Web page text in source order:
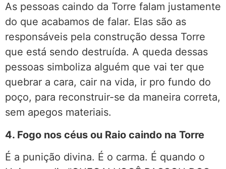
As pessoas caindo da Torre falam justamente
do que acabamos de falar. Elas são as
responsáveis pela construção dessa Torre
que está sendo destruída. A queda dessas
pessoas simboliza alguém que vai ter que
quebrar a cara, cair na vida, ir pro fundo do
poço, para reconstruir-se da maneira correta,
sem apegos materiais.
4. Fogo nos céus ou Raio caindo na Torre
É a punição divina. É o carma. É quando o